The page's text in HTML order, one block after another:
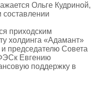
Ольге Кудриной,
приходским
холдинга «Адамант»
председателю Совета
Евгению
поддержку в